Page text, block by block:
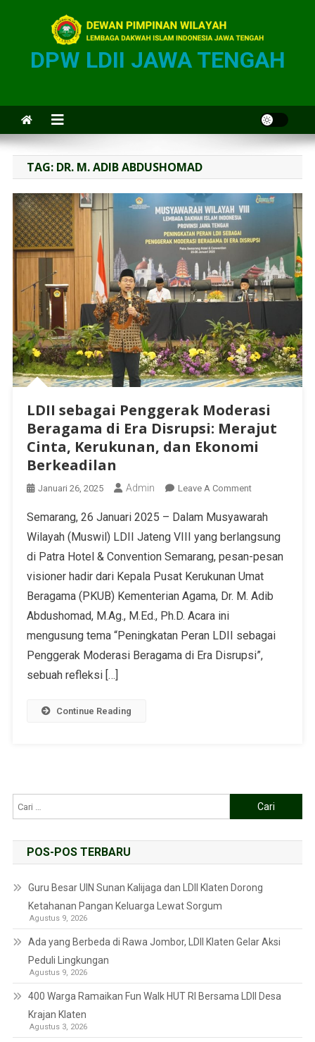
DPW LDII JAWA TENGAH
TAG: DR. M. ADIB ABDUSHOMAD
LDII sebagai Penggerak Moderasi
Beragama di Era Disrupsi: Merajut
Cinta, Kerukunan, dan Ekonomi
Berkeadilan
Januari 26, 2025 Admin Leave A Comment
Semarang, 26 Januari 2025 – Dalam Musyawarah
Wilayah (Muswil) LDII Jateng VIII yang berlangsung
di Patra Hotel & Convention Semarang, pesan-pesan
visioner hadir dari Kepala Pusat Kerukunan Umat
Beragama (PKUB) Kementerian Agama, Dr. M. Adib
Abdushomad, M.Ag., M.Ed., Ph.D. Acara ini
mengusung tema “Peningkatan Peran LDII sebagai
Penggerak Moderasi Beragama di Era Disrupsi”,
sebuah refleksi […]
Continue Reading
POS-POS TERBARU
Guru Besar UIN Sunan Kalijaga dan LDII Klaten Dorong
Ketahanan Pangan Keluarga Lewat Sorgum
Agustus 9, 2026
Ada yang Berbeda di Rawa Jombor, LDII Klaten Gelar Aksi
Peduli Lingkungan
Agustus 9, 2026
400 Warga Ramaikan Fun Walk HUT RI Bersama LDII Desa
Krajan Klaten
Agustus 3, 2026